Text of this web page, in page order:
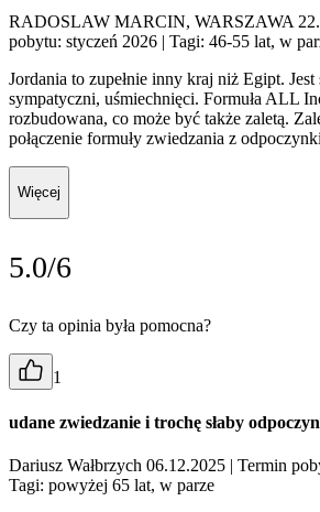
RADOSLAW MARCIN, WARSZAWA
pobytu: styczeń 2026 | Tagi: 46-55 lat, w
Jordania to zupełnie inny kraj niż Egipt.
sympatyczni, uśmiechnięci. Formuła ALL
rozbudowana, co może być także zaletą.
połączenie formuły zwiedzania z
Więcej
5.0/6
Czy ta opinia była pomocna?
1
udane zwiedzanie i trochę słaby
Dariusz Wałbrzych 06.12.2025 | Termin
Tagi: powyżej 65 lat, w parze